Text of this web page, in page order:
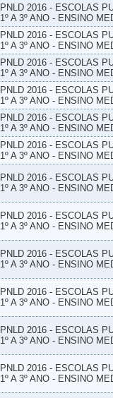
PNLD 2016 - ESCOLAS
1º A 3º ANO - ENSINO
PNLD 2016 - ESCOLAS
1º A 3º ANO - ENSINO
PNLD 2016 - ESCOLAS
1º A 3º ANO - ENSINO
PNLD 2016 - ESCOLAS
1º A 3º ANO - ENSINO
PNLD 2016 - ESCOLAS
1º A 3º ANO - ENSINO
PNLD 2016 - ESCOLAS
1º A 3º ANO - ENSINO
PNLD 2016 - ESCOLAS
1º A 3º ANO - ENSINO
PNLD 2016 - ESCOLAS
1º A 3º ANO - ENSINO
PNLD 2016 - ESCOLAS
1º A 3º ANO - ENSINO
PNLD 2016 - ESCOLAS
1º A 3º ANO - ENSINO
PNLD 2016 - ESCOLAS
1º A 3º ANO - ENSINO
PNLD 2016 - ESCOLAS
1º A 3º ANO - ENSINO